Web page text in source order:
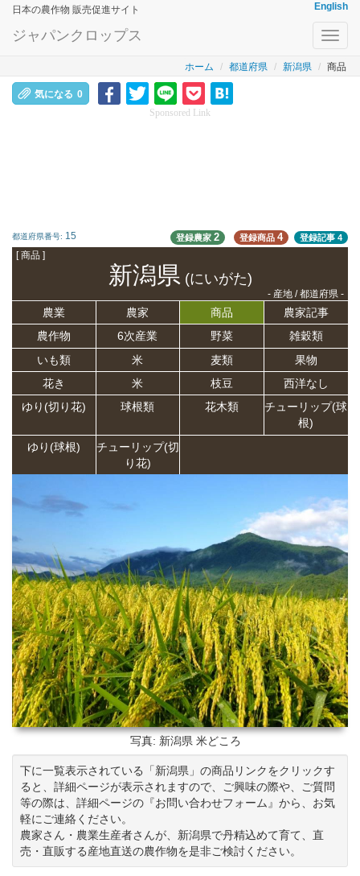
日本の農作物 販売促進サイト English
ジャパンクロップス
ホーム 都道府県 新潟県 商品
気になる 0
Sponsored Link
都道府県番号: 15 登録農家2 登録商品 4 登録記事 4
[ 商品 ]
新潟県 (にいがた)
- 産地 / 都道府県 -
農業 農家 商品
農家記事
農作物
6次産業 野菜
雑穀類
いも類
米 麦類
果物
花き
米 枝豆
西洋なし
ゆり(切り花)
球根類 花木類
チューリップ(球
根)
ゆり(球根)
チューリップ(切
り花)
写真: 新潟県 米どころ
下に一覧表示されている「新潟県」の商品リンクをクリックす
ると、詳細ページが表示されますので、ご興味の際や、ご質問
等の際は、詳細ページの『お問い合わせフォーム』から、お気
軽にご連絡ください。
農家さん・農業生産者さんが、新潟県で丹精込めて育て、直
売・直販する産地直送の農作物を是非ご検討ください。